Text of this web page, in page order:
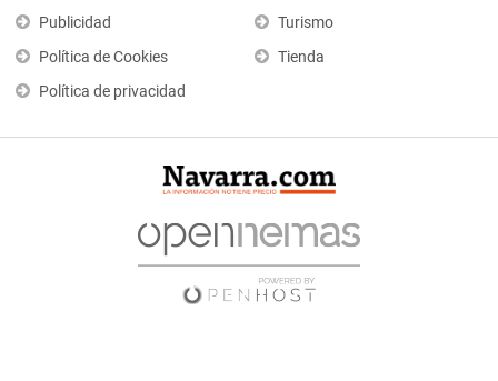
Publicidad
Política de Cookies
Política de privacidad
Turismo
Tienda